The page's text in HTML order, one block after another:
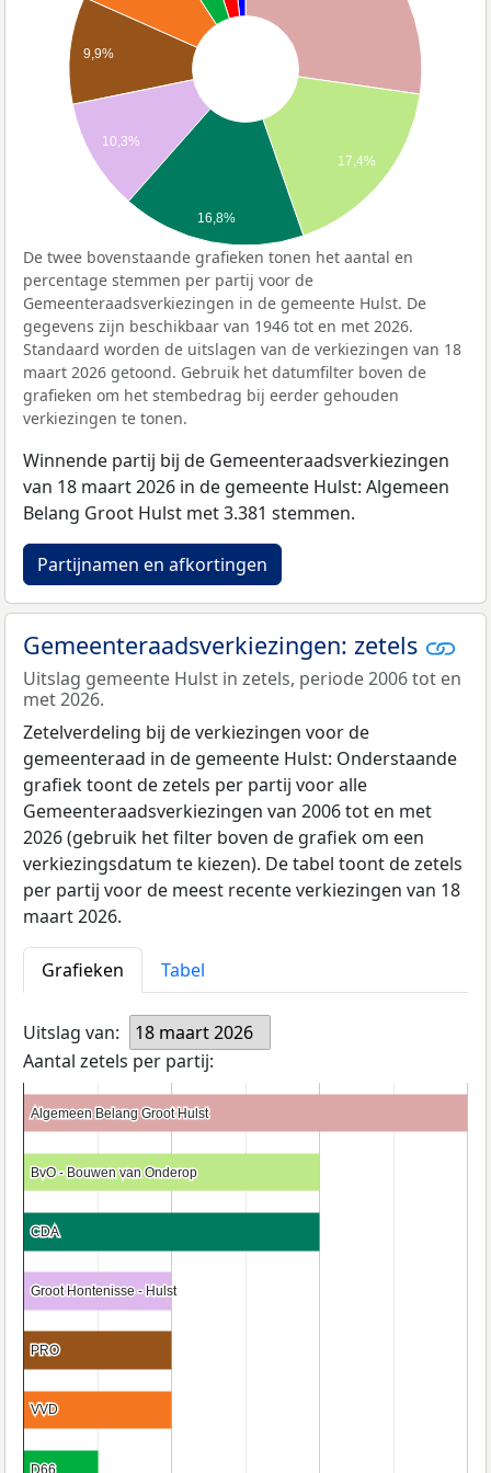
17,4%
9,9%
10,3%
16,8%
De twee bovenstaande grafieken tonen het aantal en
percentage stemmen per partij voor de
Gemeenteraadsverkiezingen in de gemeente Hulst. De
gegevens zijn beschikbaar van 1946 tot en met 2026.
Standaard worden de uitslagen van de verkiezingen van 18
maart 2026 getoond. Gebruik het datumfilter boven de
grafieken om het stembedrag bij eerder gehouden
verkiezingen te tonen.
Winnende partij bij de Gemeenteraadsverkiezingen
van 18 maart 2026 in de gemeente Hulst: Algemeen
Belang Groot Hulst met 3.381 stemmen.
Partijnamen en afkortingen
Gemeenteraadsverkiezingen: zetels
Uitslag gemeente Hulst in zetels, periode 2006 tot en
met 2026.
Zetelverdeling bij de verkiezingen voor de
gemeenteraad in de gemeente Hulst: Onderstaande
grafiek toont de zetels per partij voor alle
Gemeenteraadsverkiezingen van 2006 tot en met
2026 (gebruik het filter boven de grafiek om een
verkiezingsdatum te kiezen). De tabel toont de zetels
per partij voor de meest recente verkiezingen van 18
maart 2026.
Grafieken Tabel
Uitslag van:
18 maart 2026
Aantal zetels per partij:
Algemeen Belang Groot Hulst
Algemeen Belang Groot Hulst
BvO - Bouwen van Onderop
BvO - Bouwen van Onderop
CDA
CDA
Groot Hontenisse - Hulst
Groot Hontenisse - Hulst
PRO
PRO
VVD
VVD
D66
D66